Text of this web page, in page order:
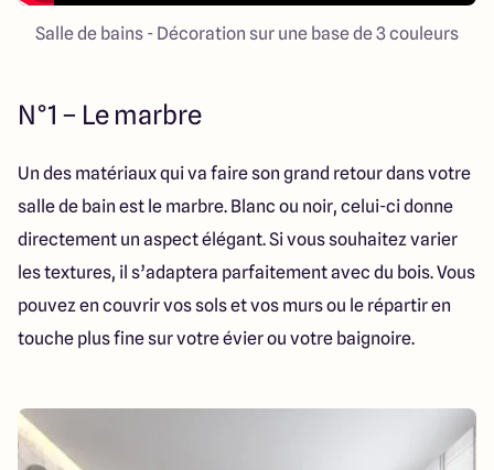
Salle de bains - Décoration sur une base de 3 couleurs
N°1 – Le marbre
Un des matériaux qui va faire son grand retour dans votre
salle de bain est le marbre. Blanc ou noir, celui-ci donne
directement un aspect élégant. Si vous souhaitez varier
les textures, il s’adaptera parfaitement avec du bois. Vous
pouvez en couvrir vos sols et vos murs ou le répartir en
touche plus fine sur votre évier ou votre baignoire.